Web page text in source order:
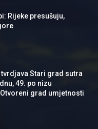
Rijeke presušuju,
Stari grad sutra
49. po nizu
grad umjetnosti